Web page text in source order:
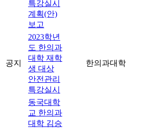
특강실시
계획(안)
보고
공지
2023학년
도 한의과
대학 재학
생 대상
안전관리
특강실시
한의과대학
동국대학
교 한의과
대학 김승